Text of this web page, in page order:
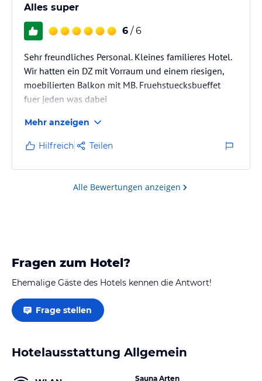
Alles super
6 / 6
Sehr freundliches Personal. Kleines familieres Hotel.
Wir hatten ein DZ mit Vorraum und einem riesigen,
moebilierten Balkon mit MB. Fruehstuecksbueffet
fuer jeden was dabei
Mehr anzeigen
Hilfreich Teilen
Alle Bewertungen anzeigen
Fragen zum Hotel?
Ehemalige Gäste des Hotels kennen die Antwort!
Frage stellen
Hotelausstattung Allgemein
Sauna Arten